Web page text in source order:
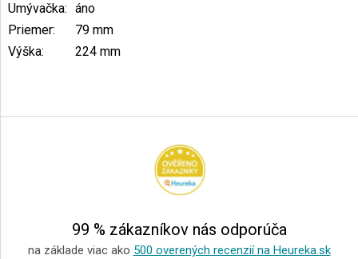
Umývačka: áno
Priemer:
79 mm
Výška: 224 mm
á
99 % zákazníkov nás odporúča
na základe viac ako 500 overených recenzií na Heureka.sk